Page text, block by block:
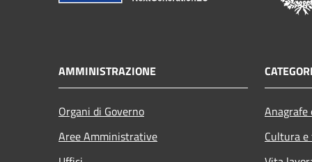
AMMINISTRAZIONE
Organi di Governo
Aree Amministrative
Cultura